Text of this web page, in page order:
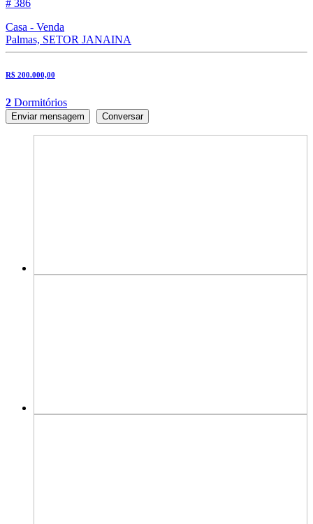
# 386
Casa - Venda
Palmas, SETOR JANAINA
R$ 200.000,00
2 Dormitórios
Enviar mensagem Conversar